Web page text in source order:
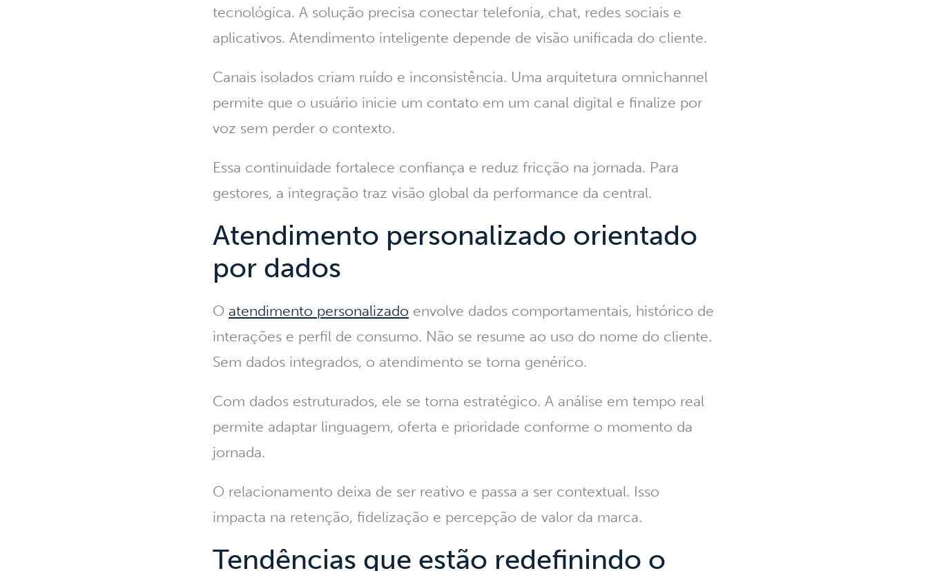
tecnológica. A solução precisa conectar telefonia, chat, redes sociais e
aplicativos. Atendimento inteligente depende de visão unificada do cliente.
Canais isolados criam ruído e inconsistência. Uma arquitetura omnichannel
permite que o usuário inicie um contato em um canal digital e finalize por
voz sem perder o contexto.
Essa continuidade fortalece confiança e reduz fricção na jornada. Para
gestores, a integração traz visão global da performance da central.
Atendimento personalizado orientado
por dados
O atendimento personalizado envolve dados comportamentais, histórico de
interações e perfil de consumo. Não se resume ao uso do nome do cliente.
Sem dados integrados, o atendimento se torna genérico.
Com dados estruturados, ele se torna estratégico. A análise em tempo real
permite adaptar linguagem, oferta e prioridade conforme o momento da
jornada.
O relacionamento deixa de ser reativo e passa a ser contextual. Isso
impacta na retenção, fidelização e percepção de valor da marca.
Tendências que estão redefinindo o